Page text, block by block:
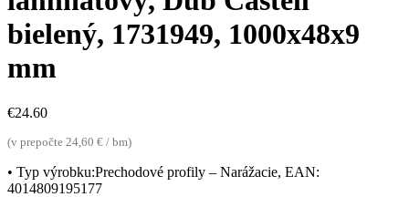
bielený, 1731949, 1000x48x9
mm
€24.60
(v prepočte 24,60 € / bm)
• Typ výrobku:Prechodové profily – Narážacie, EAN:
4014809195177